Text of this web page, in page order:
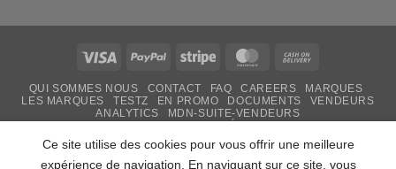
Visa PayPal Stripe MasterCard
Delivery
QUI SOMMES NOUS CONTACT FAQ CAREERS
MARQUES
LES MARQUES
TESTZ EN PROMO DOCUMENTS
VENDEURS
ANALYTICS
MDN-SUITE-VENDEURS
FÊTE DES MÈRES 31 MAI 2026 CAMEROUN
PASS LIVRAISON & SERVICE
Ce site utilise des cookies pour vous offrir une meilleure
expérience de navigation. En naviguant sur ce site, vous